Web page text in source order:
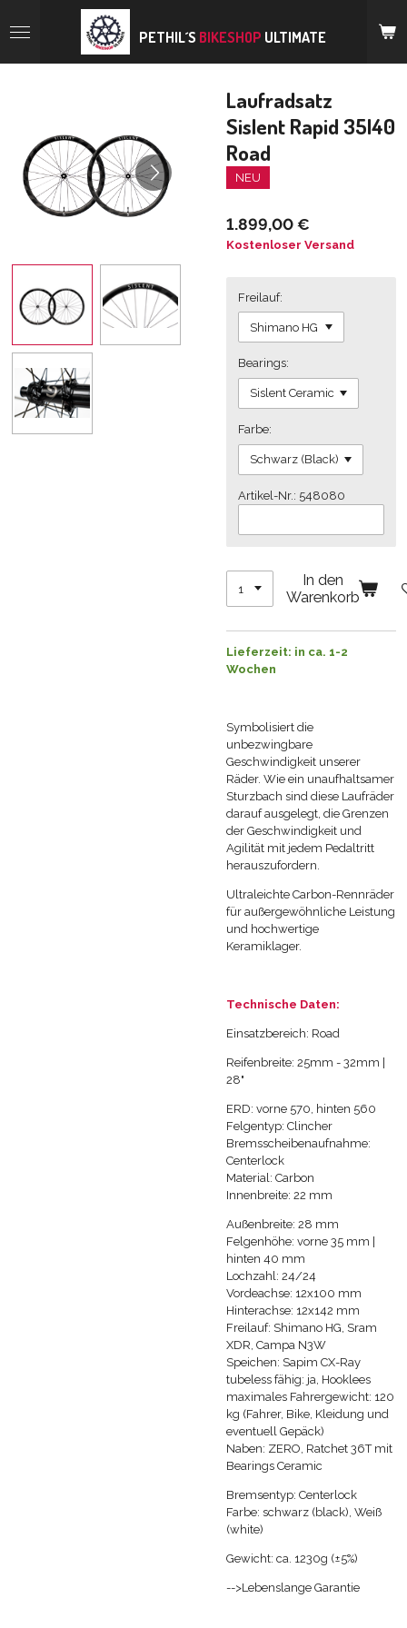
Hauptinhalt
PETHIL´S BIKESHOP ULTIMATE
Laufradsatz
Sislent Rapid 35|40
Road
NEU
1.899,00 €
Kostenloser Versand
Freilauf:
Bearings:
Farbe:
Artikel-Nr.: 548080
In den
Warenkorb
Lieferzeit: in ca. 1-2
Wochen
Symbolisiert die
unbezwingbare
Geschwindigkeit unserer
Räder. Wie ein unaufhaltsamer
Sturzbach sind diese Laufräder
darauf ausgelegt, die Grenzen
der Geschwindigkeit und
Agilität mit jedem Pedaltritt
herauszufordern.
Ultraleichte Carbon-Rennräder
für außergewöhnliche Leistung
und hochwertige
Keramiklager.
Technische Daten:
Einsatzbereich: Road
Reifenbreite: 25mm - 32mm |
28"
ERD: vorne 570, hinten 560
Felgentyp: Clincher
Bremsscheibenaufnahme:
Centerlock
Material: Carbon
Innenbreite: 22 mm
Außenbreite: 28 mm
Felgenhöhe: vorne 35 mm |
hinten 40 mm
Lochzahl: 24/24
Vordeachse: 12x100 mm
Hinterachse: 12x142 mm
Freilauf: Shimano HG, Sram
XDR, Campa N3W
Speichen: Sapim CX-Ray
tubeless fähig: ja, Hooklees
maximales Fahrergewicht: 120
kg (Fahrer, Bike, Kleidung und
eventuell Gepäck)
Naben: ZERO, Ratchet 36T mit
Bearings Ceramic
Bremsentyp: Centerlock
Farbe: schwarz (black), Weiß
(white)
Gewicht: ca. 1230g (±5%)
-->Lebenslange Garantie